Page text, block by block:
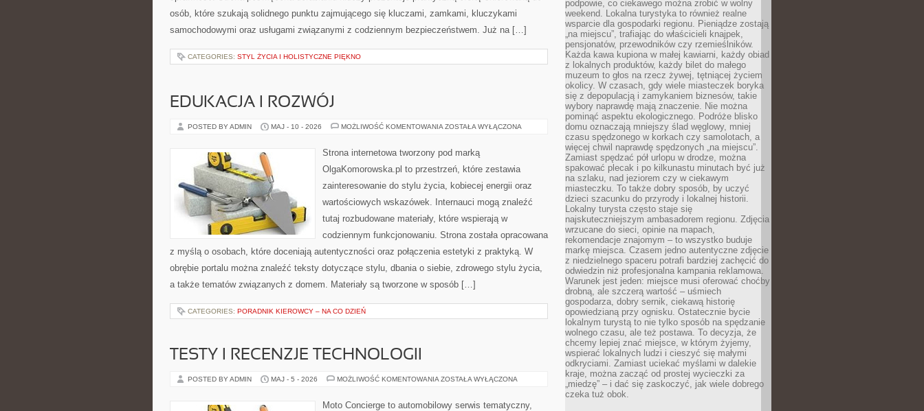
osób, które szukają solidnego punktu zajmującego się kluczami, zamkami, kluczykami
samochodowymi oraz usługami związanymi z codziennym bezpieczeństwem. Już na […]
CATEGORIES: STYL ŻYCIA I HOLISTYCZNE PIĘKNO
EDUKACJA I ROZWÓJ
POSTED BY ADMIN MAJ - 10 - 2026 MOŻLIWOŚĆ KOMENTOWANIA EDUKACJA
ZOSTAŁA WYŁĄCZONA
Strona internetowa tworzony pod marką
OlgaKomorowska.pl to przestrzeń, które zestawia
zainteresowanie do stylu życia, kobiecej energii oraz
wartościowych wskazówek. Internauci mogą znaleźć
tutaj rozbudowane materiały, które wspierają w
codziennym funkcjonowaniu. Strona została opracowana
z myślą o osobach, które doceniają autentyczności oraz połączenia estetyki z praktyką. W
obrębie portalu można znaleźć teksty dotyczące stylu, dbania o siebie, zdrowego stylu życia,
a także tematów związanych z domem. Materiały są tworzone w sposób […]
CATEGORIES: PORADNIK KIEROWCY – NA CO DZIEŃ
TESTY I RECENZJE TECHNOLOGII
POSTED BY ADMIN MAJ - 5 - 2026 MOŻLIWOŚĆ KOMENTOWANIA TESTY
TECHNOLOGII
ZOSTAŁA WYŁĄCZONA
Moto Concierge to automobilowy serwis tematyczny,
podpowie, co ciekawego można zrobić w wolny
weekend. Lokalna turystyka to również realne
wsparcie dla gospodarki regionu. Pieniądze zostają
„na miejscu”, trafiając do właścicieli knajpek,
pensjonatów, przewodników czy rzemieślników.
Każda kawa kupiona w małej kawiarni, każdy obiad
z lokalnych produktów, każdy bilet do małego
muzeum to głos na rzecz żywej, tętniącej życiem
okolicy. W czasach, gdy wiele miasteczek boryka
się z depopulacją i zamykaniem biznesów, takie
wybory naprawdę mają znaczenie. Nie można
pominąć aspektu ekologicznego. Podróże blisko
domu oznaczają mniejszy ślad węglowy, mniej
czasu spędzonego w korkach czy samolotach, a
więcej chwil naprawdę spędzonych „na miejscu”.
Zamiast spędzać pół urlopu w drodze, można
spakować plecak i po kilkunastu minutach być już
na szlaku, nad jeziorem czy w ciekawym
miasteczku. To także dobry sposób, by uczyć
dzieci szacunku do przyrody i lokalnej historii.
Lokalny turysta często staje się
najskuteczniejszym ambasadorem regionu. Zdjęcia
wrzucane do sieci, opinie na mapach,
rekomendacje znajomym – to wszystko buduje
markę miejsca. Czasem jedno autentyczne zdjęcie
z niedzielnego spaceru potrafi bardziej zachęcić do
odwiedzin niż profesjonalna kampania reklamowa.
Warunek jest jeden: miejsce musi oferować choćby
drobną, ale szczerą wartość – uśmiech
gospodarza, dobry sernik, ciekawą historię
opowiedzianą przy ognisku. Ostatecznie bycie
lokalnym turystą to nie tylko sposób na spędzanie
wolnego czasu, ale też postawa. To decyzja, że
chcemy lepiej znać miejsce, w którym żyjemy,
wspierać lokalnych ludzi i cieszyć się małymi
odkryciami. Zamiast uciekać myślami w dalekie
kraje, można zacząć od prostej wycieczki za
„miedzę” – i dać się zaskoczyć, jak wiele dobrego
czeka tuż obok.